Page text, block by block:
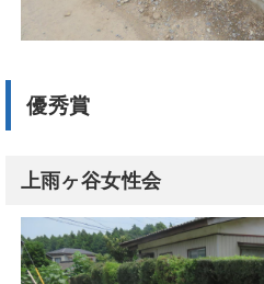
優秀賞
上雨ヶ谷女性会